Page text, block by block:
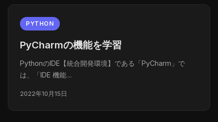
PYTHON
PyCharmの機能を学習
PythonのIDE【統合開発環境】である「PyCharm」で
は、「IDE 機能…
2022年10月15日